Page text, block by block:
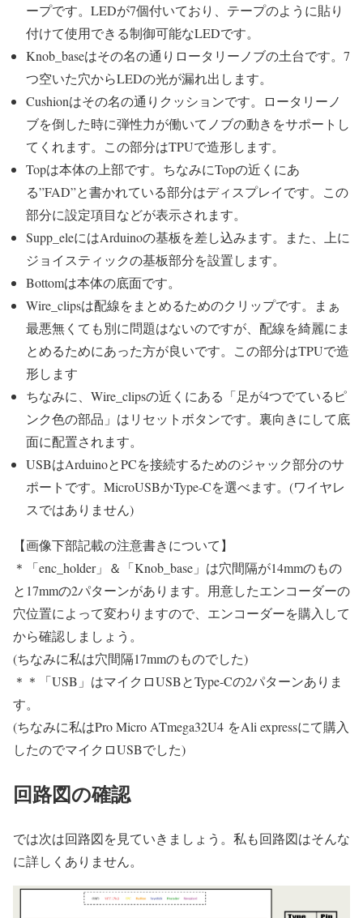
ープです。LEDが7個付いており、テープのように貼り
付けて使用できる制御可能なLEDです。
Knob_baseはその名の通りロータリーノブの土台です。7
つ空いた穴からLEDの光が漏れ出します。
Cushionはその名の通りクッションです。ロータリーノ
ブを倒した時に弾性力が働いてノブの動きをサポートし
てくれます。この部分はTPUで造形します。
Topは本体の上部です。ちなみにTopの近くにあ
る”FAD”と書かれている部分はディスプレイです。この
部分に設定項目などが表示されます。
Supp_eleにはArduinoの基板を差し込みます。また、上に
ジョイスティックの基板部分を設置します。
Bottomは本体の底面です。
Wire_clipsは配線をまとめるためのクリップです。まぁ
最悪無くても別に問題はないのですが、配線を綺麗にま
とめるためにあった方が良いです。この部分はTPUで造
形します
ちなみに、Wire_clipsの近くにある「足が4つでているピ
ンク色の部品」はリセットボタンです。裏向きにして底
面に配置されます。
USBはArduinoとPCを接続するためのジャック部分のサ
ポートです。MicroUSBかType-Cを選べます。(ワイヤレ
スではありません)
【画像下部記載の注意書きについて】
＊「enc_holder」＆「Knob_base」は穴間隔が14mmのもの
と17mmの2パターンがあります。用意したエンコーダーの
穴位置によって変わりますので、エンコーダーを購入して
から確認しましょう。
(ちなみに私は穴間隔17mmのものでした)
＊＊「USB」はマイクロUSBとType-Cの2パターンありま
す。
(ちなみに私はPro Micro ATmega32U4 をAli expressにて購入
したのでマイクロUSBでした)
回路図の確認
では次は回路図を見ていきましょう。私も回路図はそんな
に詳しくありません。